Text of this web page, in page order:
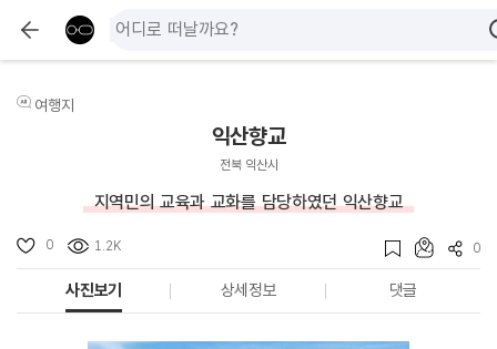
여행지
익산향교
전북 익산시
지역민의 교육과 교화를 담당하였던 익산향교
0 1.2K 0
사진보기 상세정보 댓글